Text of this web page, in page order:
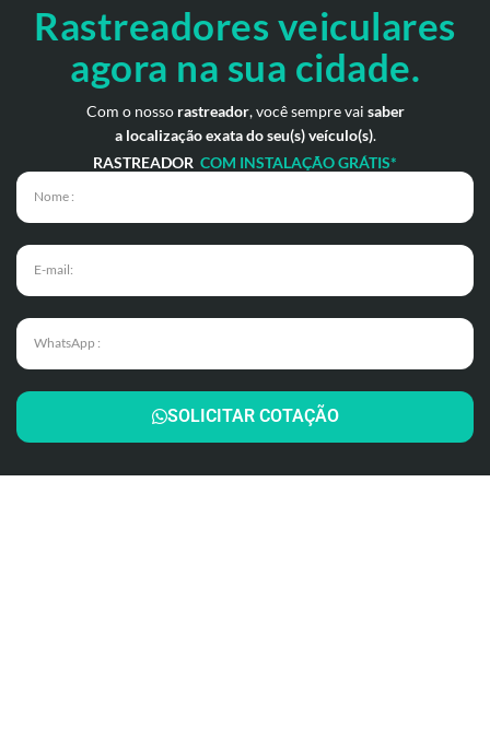
Rastreadores veiculares
agora na sua cidade.
Com o nosso rastreador, você sempre vai saber
a localização exata do seu(s) veículo(s).
RASTREADOR COM INSTALAÇÃO GRÁTIS*
SOLICITAR COTAÇÃO